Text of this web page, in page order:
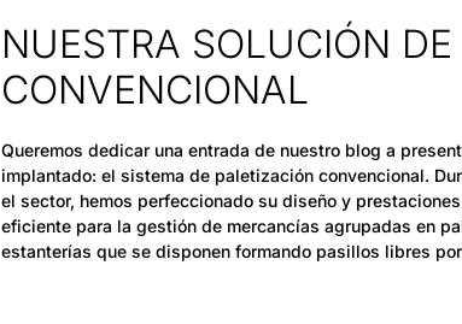
NUESTRA SOLUCIÓN
CONVENCIONAL
Queremos dedicar una entrada de nuestro blog a
implantado: el sistema de paletización convencional.
el sector, hemos perfeccionado su diseño y
eficiente para la gestión de mercancías agrupadas en
estanterías que se disponen formando pasillos libres